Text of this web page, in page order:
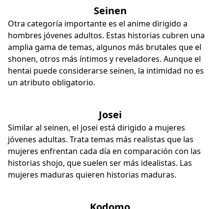
Seinen
Otra categoría importante es el anime dirigido a
hombres jóvenes adultos. Estas historias cubren una
amplia gama de temas, algunos más brutales que el
shonen, otros más íntimos y reveladores. Aunque el
hentai puede considerarse seinen, la intimidad no es
un atributo obligatorio.
Josei
Similar al seinen, el josei está dirigido a mujeres
jóvenes adultas. Trata temas más realistas que las
mujeres enfrentan cada día en comparación con las
historias shojo, que suelen ser más idealistas. Las
mujeres maduras quieren historias maduras.